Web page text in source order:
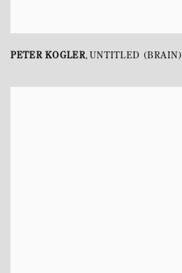
PETER KOGLER, UNTITLED (BRAIN)